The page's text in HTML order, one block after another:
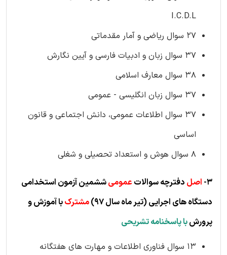
I.C.D.L
27 سوال ریاضی و آمار مقدماتی
37 سوال زبان و ادبیات فارسی و آیین نگارش
38 سوال معارف اسلامی
37 سوال زبان انگلیسی - عمومی
37 سوال اطلاعات عمومی، دانش اجتماعی و قانون
اساسی
8 سوال هوش و استعداد تحصیلی و شغلی
3- اصل دفترچه سوالات عمومیششمین آزمون استخدامی
دستگاه های اجرایی (تیر ماه سال 97) مشترکبا آموزش و
پرورشبا پاسخنامه تشریحی
13 سوال فناوری اطلاعات و مهارت های هفتگانه